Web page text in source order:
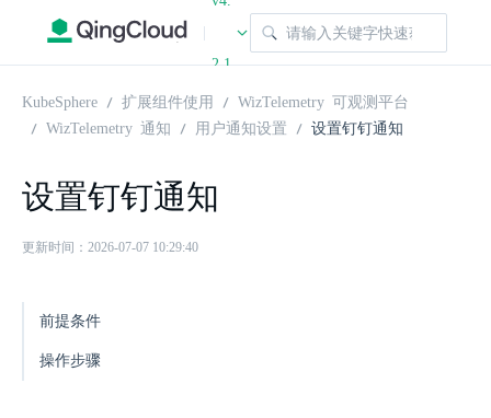
|
2.1
KubeSphere 扩展组件使用
WizTelemetry 可观测平台
WizTelemetry 通知
用户通知设置 设置钉钉通知
设置钉钉通知
更新时间：2026-07-07 10:29:40
前提条件
操作步骤